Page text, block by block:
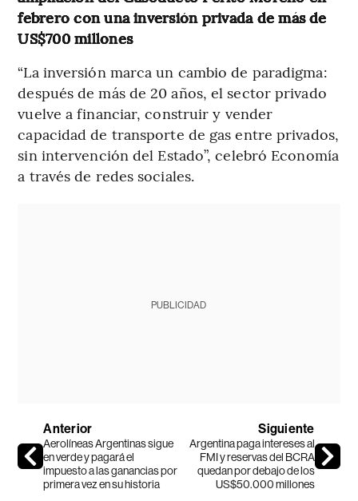
febrero con una inversión privada de más de
US$700 millones
“La inversión marca un cambio de paradigma:
después de más de 20 años, el sector privado
vuelve a financiar, construir y vender
capacidad de transporte de gas entre privados,
sin intervención del Estado”, celebró Economía
a través de redes sociales.
PUBLICIDAD
Anterior
Aerolíneas Argentinas sigue
en verde y pagará el
impuesto a las ganancias por
primera vez en su historia
Siguiente
Argentina paga intereses al
FMI y reservas del BCRA
quedan por debajo de los
US$50.000 millones